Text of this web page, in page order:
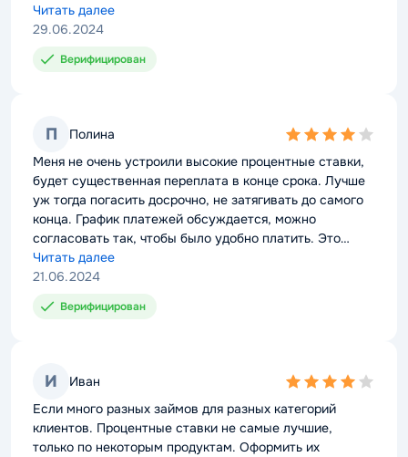
нескромное абсолютно, придется отстегивать МКК
половину выручки. Можно постараться погасить
Читать далее
29.06.2024
Верифицирован
П Полина
4,0
rating
Меня не очень устроили высокие процентные ставки,
будет существенная переплата в конце срока. Лучше
уж тогда погасить досрочно, не затягивать до самого
конца. График платежей обсуждается, можно
согласовать так, чтобы было удобно платить. Это
бывает важно, если выручка поступает неравномерно
в разные месяцы.
Читать далее
21.06.2024
Верифицирован
И Иван
4,0
rating
Если много разных займов для разных категорий
клиентов. Процентные ставки не самые лучшие,
только по некоторым продуктам. Оформить их